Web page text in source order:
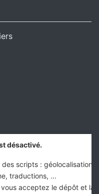
désactivé.
scripts : géolocalisation,
traductions, ...
acceptez le dépôt et la